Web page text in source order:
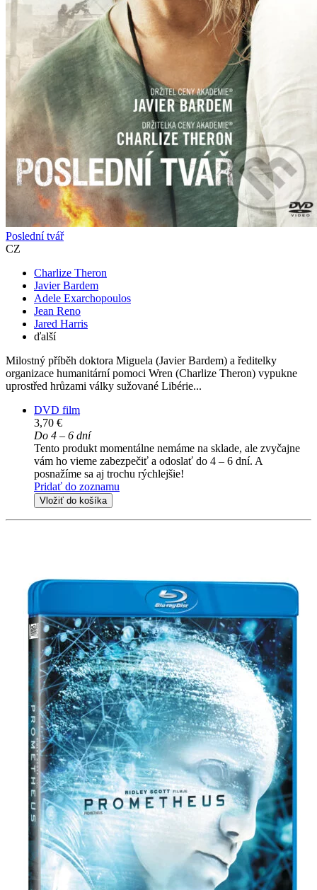
Poslední tvář
CZ
Charlize Theron
Javier Bardem
Adele Exarchopoulos
Jean Reno
Jared Harris
ďalší
Milostný příběh doktora Miguela (Javier Bardem) a ředitelky
organizace humanitární pomoci Wren (Charlize Theron) vypukne
uprostřed hrůzami války sužované Libérie...
DVD film
3,70 €
Do 4 – 6 dní
Tento produkt momentálne nemáme na sklade, ale zvyčajne
vám ho vieme zabezpečiť a odoslať do 4 – 6 dní. A
posnažíme sa aj trochu rýchlejšie!
Pridať do zoznamu
Vložiť do košíka